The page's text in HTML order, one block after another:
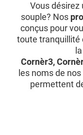
Vous désirez
souple? Nos
conçus pour
toute tranquillité
Cornèr3,
les noms de
permettent